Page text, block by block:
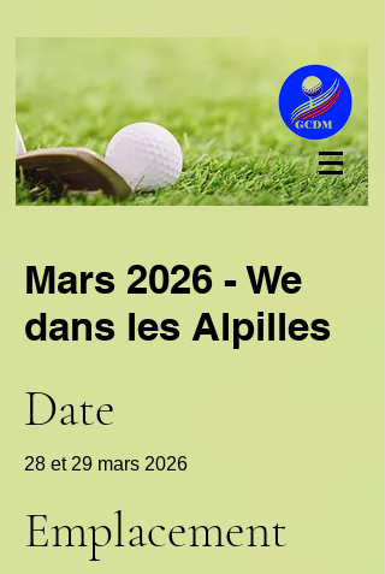
Mars 2026 - We
dans les Alpilles
Date
28 et 29 mars 2026
Emplacement